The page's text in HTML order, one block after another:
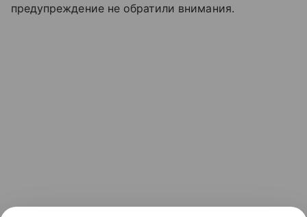
предупреждение не обратили внимания.